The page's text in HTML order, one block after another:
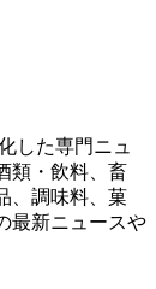
した専門ニュ
類・飲料、畜
、調味料、菓
最新ニュースや